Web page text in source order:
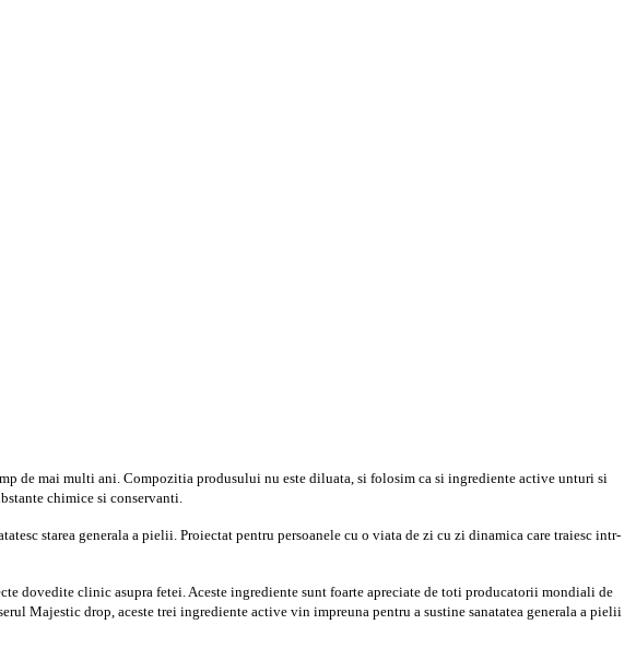
de mai multi ani. Compozitia produsului nu este diluata, si folosim ca si ingrediente active unturi si
chimice si conservanti.
starea generala a pielii. Proiectat pentru persoanele cu o viata de zi cu zi dinamica care traiesc intr-
dovedite clinic asupra fetei. Aceste ingrediente sunt foarte apreciate de toti producatorii mondiali de
Majestic drop, aceste trei ingrediente active vin impreuna pentru a sustine sanatatea generala a pielii